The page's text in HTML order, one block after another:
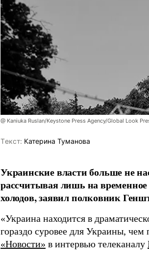
@ Kaniuka Ruslan/Keystone Press Agency/Global Look
Tекст: Катерина Туманова
Украинские власти больше не
рассчитывая лишь на
холодов, заявил полковник
«Украина находится в
гораздо суровее для Украины,
«Новости» в интервью телеканалу